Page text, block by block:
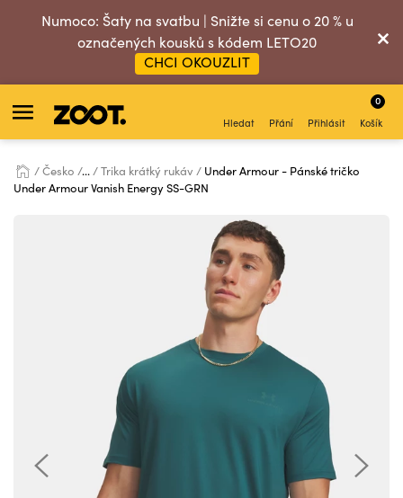
Numoco: Šaty na svatbu | Snižte si cenu o 20 % u
označených kousků s kódem LETO20
CHCI OKOUZLIT
Hledat Přání Přihlásit Košík
0
Česko ... Trika krátký rukáv
Under Armour - Pánské tričko
Under Armour Vanish Energy SS-GRN